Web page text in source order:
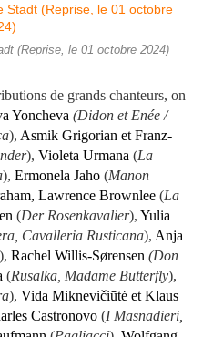
(Reprise, le 01 octobre 2024)
de grands chanteurs, on
Yoncheva (Didon et Enée /
), Asmik Grigorian et Franz-
), Violeta Urmana (La
), Ermonela Jaho (Manon
Lawrence Brownlee (La
(Der Rosenkavalier), Yulia
Cavalleria Rusticana), Anja
), Rachel Willis-Sørensen (Don
(Rusalka, Madame Butterfly),
), Vida Miknevičiūtė et Klaus
Castronovo (I Masnadieri,